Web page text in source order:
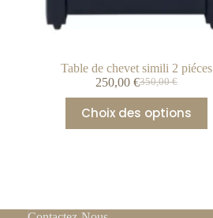
Table de chevet simili 2 piéces
350,00€
250,00 €
Choix des options